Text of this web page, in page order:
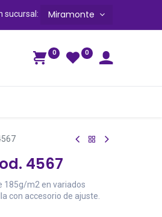
sucursal: Miramonte
0 0
4567
185g/m2 en variados
con accesorio de ajuste.